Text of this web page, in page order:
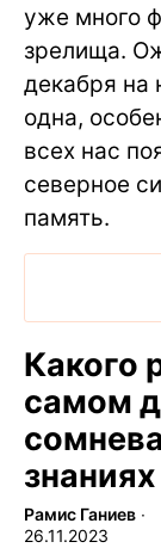
уже много
зрелища.
декабря на
одна,
всех нас
северное
память.
Какого
самом
знаниях
Рамис Ганиев ∙
26.11.2023